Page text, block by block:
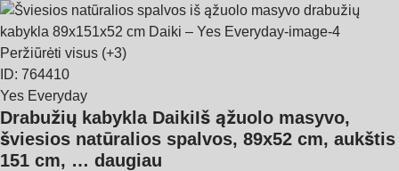
Peržiūrėti visus (+3)
ID: 764410
Yes Everyday
Drabužių kabykla DaikiIš ąžuolo masyvo,
šviesios natūralios spalvos, 89x52 cm, aukštis
151 cm, … daugiau